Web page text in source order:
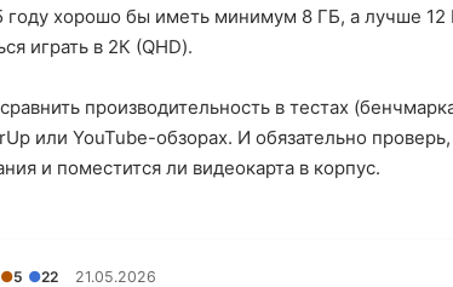
году хорошо бы иметь минимум 8 ГБ, а лучше 12
играть в 2К (QHD).
производительность в тестах
или YouTube-обзорах. И обязательно
и поместится ли видеокарта в корпус.
●5 ●22 21.05.2026